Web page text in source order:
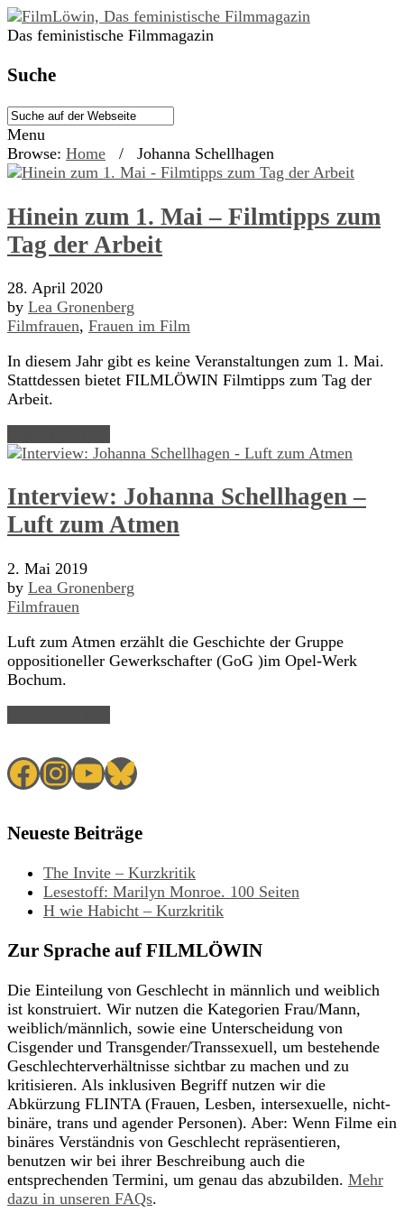
Das feministische Filmmagazin
Suche
Menu
Browse: Home / Johanna Schellhagen
Hinein zum 1. Mai – Filmtipps zum
Tag der Arbeit
28. April 2020
by Lea Gronenberg
Filmfrauen, Frauen im Film
In diesem Jahr gibt es keine Veranstaltungen zum 1. Mai.
Stattdessen bietet FILMLÖWIN Filmtipps zum Tag der
Arbeit.
Interview: Johanna Schellhagen –
Luft zum Atmen
2. Mai 2019
by Lea Gronenberg
Filmfrauen
Luft zum Atmen erzählt die Geschichte der Gruppe
oppositioneller Gewerkschafter (GoG )im Opel-Werk
Bochum.
Facebook
Instagram
YouTube
Bluesky
Neueste Beiträge
The Invite – Kurzkritik
Lesestoff: Marilyn Monroe. 100 Seiten
H wie Habicht – Kurzkritik
Zur Sprache auf FILMLÖWIN
Die Einteilung von Geschlecht in männlich und weiblich
ist konstruiert. Wir nutzen die Kategorien Frau/Mann,
weiblich/männlich, sowie eine Unterscheidung von
Cisgender und Transgender/Transsexuell, um bestehende
Geschlechterverhältnisse sichtbar zu machen und zu
kritisieren. Als inklusiven Begriff nutzen wir die
Abkürzung FLINTA (Frauen, Lesben, intersexuelle, nicht-
binäre, trans und agender Personen). Aber: Wenn Filme ein
binäres Verständnis von Geschlecht repräsentieren,
benutzen wir bei ihrer Beschreibung auch die
entsprechenden Termini, um genau das abzubilden. Mehr
dazu in unseren FAQs.